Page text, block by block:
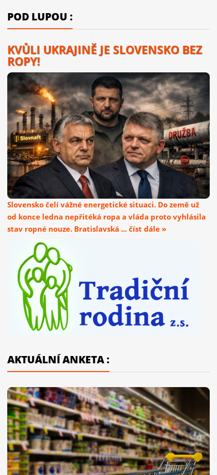
POD LUPOU :
KVŮLI UKRAJINĚ JE SLOVENSKO BEZ
ROPY!
Slovensko čelí vážné energetické situaci. Do země už
od konce ledna nepřitéká ropa a vláda proto vyhlásila
stav ropné nouze. Bratislavská ... číst dále »
AKTUÁLNÍ ANKETA :